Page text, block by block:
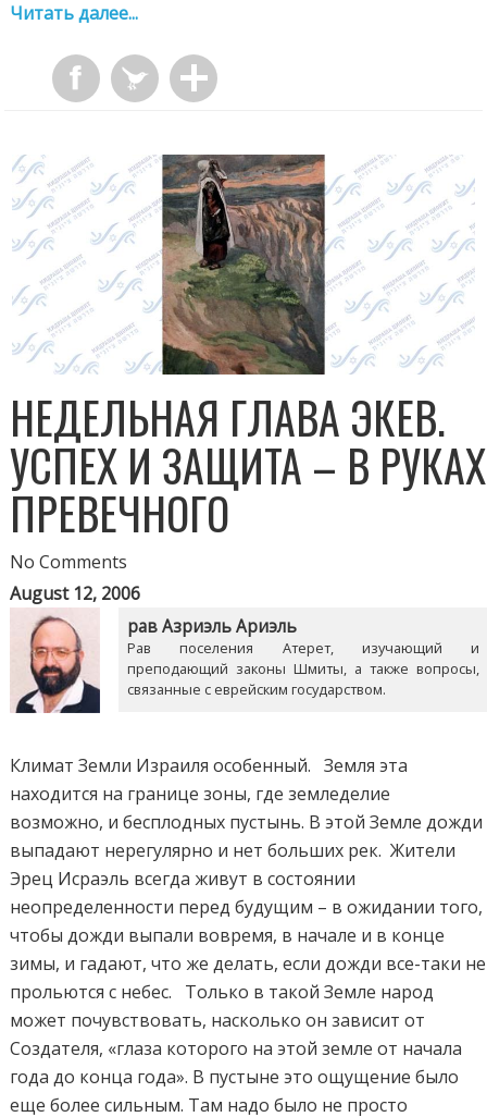
Читать далее...
НЕДЕЛЬНАЯ ГЛАВА ЭКЕВ.
УСПЕХ И ЗАЩИТА – В РУКАХ
ПРЕВЕЧНОГО
No Comments
August 12, 2006
рав Азриэль Ариэль
Рав поселения Атерет, изучающий и
преподающий законы Шмиты, а также вопросы,
связанные с еврейским государством.
Климат Земли Израиля особенный. Земля эта
находится на границе зоны, где земледелие
возможно, и бесплодных пустынь. В этой Земле дожди
выпадают нерегулярно и нет больших рек. Жители
Эрец Исраэль всегда живут в состоянии
неопределенности перед будущим – в ожидании того,
чтобы дожди выпали вовремя, в начале и в конце
зимы, и гадают, что же делать, если дожди все-таки не
прольются с небес. Только в такой Земле народ
может почувствовать, насколько он зависит от
Создателя, «глаза которого на этой земле от начала
года до конца года». В пустыне это ощущение было
еще более сильным. Там надо было не просто